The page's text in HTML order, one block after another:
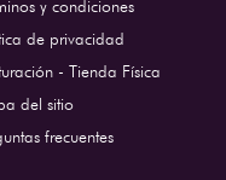
y condiciones
de privacidad
- Tienda Física
del sitio
frecuentes